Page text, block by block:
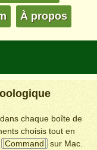
À propos
chaque boîte de
choisis tout en
Command
sur Mac.